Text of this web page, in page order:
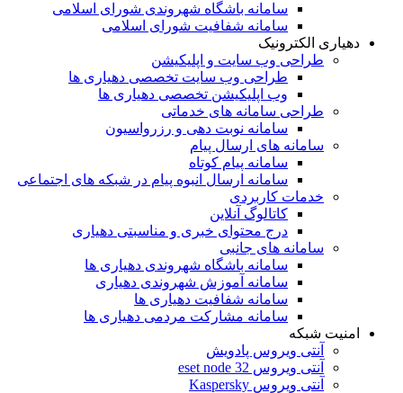
سامانه باشگاه شهروندی شورای اسلامی
سامانه شفافیت شورای اسلامی
دهیاری الکترونیک
طراحی وب سایت و اپلیکیشن
طراحی وب سایت تخصصی دهیاری ها
وب اپلیکیشن تخصصی دهیاری ها
طراحی سامانه های خدماتی
سامانه نوبت دهی و رزرواسیون
سامانه های ارسال پیام
سامانه پیام کوتاه
سامانه ارسال انبوه پیام در شبکه های اجتماعی
خدمات کاربردی
کاتالوگ آنلاین
درج محتوای خبری و مناسبتی دهیاری
سامانه های جانبی
سامانه باشگاه شهروندی دهیاری ها
سامانه آموزش شهروندی دهیاری
سامانه شفافیت دهیاری ها
سامانه مشارکت مردمی دهیاری ها
امنیت شبکه
آنتی ویروس پادویش
آنتی ویروس 32 eset node
آنتی ویروس Kaspersky